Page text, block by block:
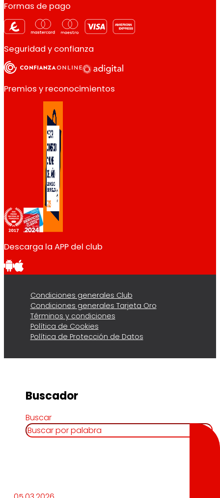
Formas de pago
Seguridad y confianza
Premios y reconocimientos
Descarga la APP del club
Condiciones generales Club
Condiciones generales Tarjeta Oro
Términos y condiciones
Política de Cookies
Política de Protección de Datos
Buscador
Buscar